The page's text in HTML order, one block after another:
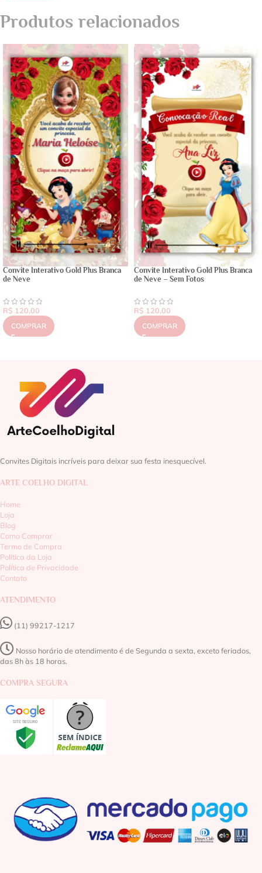
Produtos relacionados
Convite Interativo Gold Plus Branca
de Neve
R$ 120,00
COMPRAR
Convite Interativo Gold Plus Branca
de Neve – Sem Fotos
R$ 120,00
COMPRAR
Convites Digitais incríveis para deixar sua festa inesquecível.
ARTE COELHO DIGITAL
Home
Loja
Blog
Como Comprar
Termo de Compra
Política da Loja
Política de Privacidade
Contato
ATENDIMENTO
(11) 99217-1217‬
Nosso horário de atendimento é de Segunda a sexta, exceto feriados,
das 8h às 18 horas.
COMPRA SEGURA